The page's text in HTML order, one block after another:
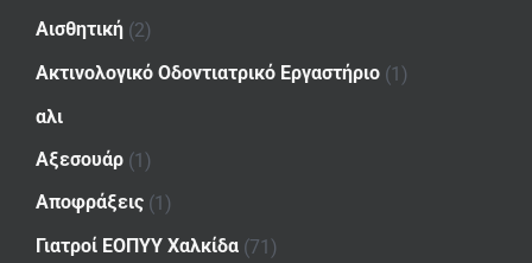
Αισθητική (2)
Ακτινολογικό Οδοντιατρικό Εργαστήριο (1)
αλι
Αξεσουάρ (1)
Αποφράξεις (1)
Γιατροί ΕΟΠΥΥ Χαλκίδα (71)